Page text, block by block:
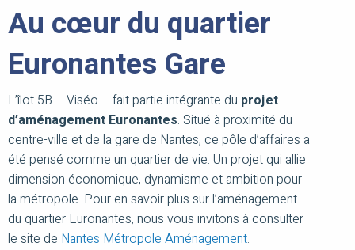
Au cœur du quartier
Euronantes Gare
L’îlot 5B – Viséo – fait partie intégrante du projet
d’aménagement Euronantes. Situé à proximité du
centre-ville et de la gare de Nantes, ce pôle d’affaires a
été pensé comme un quartier de vie. Un projet qui allie
dimension économique, dynamisme et ambition pour
la métropole. Pour en savoir plus sur l’aménagement
du quartier Euronantes, nous vous invitons à consulter
le site de Nantes Métropole Aménagement.